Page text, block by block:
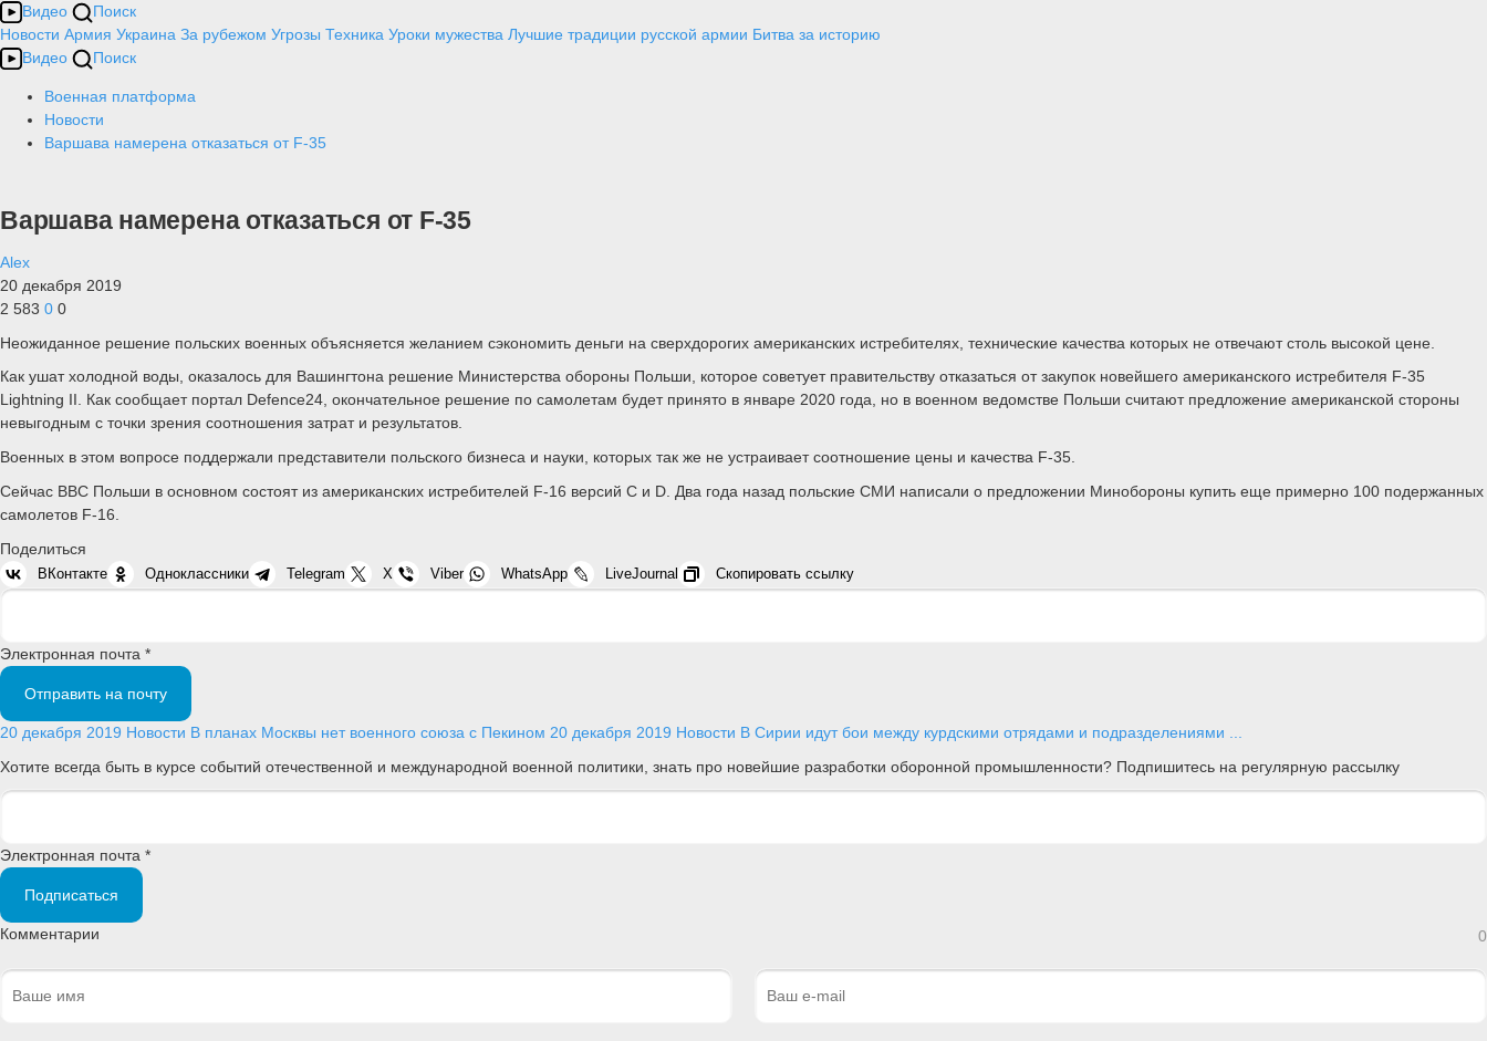
Видео
Поиск
Новости Армия Украина За рубежом Угрозы Техника Уроки мужества Лучшие традиции русской армии Битва за историю
Видео
Поиск
Военная платформа
Новости
Варшава намерена отказаться от F-35
Варшава намерена отказаться от F-35
Alex
20 декабря 2019
2 583 0 0
Неожиданное решение польских военных объясняется желанием сэкономить деньги на сверхдорогих американских истребителях, технические качества которых не отвечают столь высокой цене.
Как ушат холодной воды, оказалось для Вашингтона решение Министерства обороны Польши, которое советует правительству отказаться от закупок новейшего американского истребителя F-35
Lightning II. Как сообщает портал Defence24, окончательное решение по самолетам будет принято в январе 2020 года, но в военном ведомстве Польши считают предложение американской стороны
невыгодным с точки зрения соотношения затрат и результатов.
Военных в этом вопросе поддержали представители польского бизнеса и науки, которых так же не устраивает соотношение цены и качества F-35.
Сейчас ВВС Польши в основном состоят из американских истребителей F-16 версий C и D. Два года назад польские СМИ написали о предложении Минобороны купить еще примерно 100 подержанных
самолетов F-16.
Поделиться
ВКонтакте Одноклассники Telegram X Viber WhatsApp LiveJournal Скопировать ссылку
Электронная почта *
Отправить на почту
20 декабря 2019 Новости В планах Москвы нет военного союза с Пекином 20 декабря 2019 Новости В Сирии идут бои между курдскими отрядами и подразделениями ...
Хотите всегда быть в курсе событий отечественной и международной военной политики, знать про новейшие разработки оборонной промышленности? Подпишитесь на регулярную рассылку
Электронная почта *
Подписаться
Комментарии 0